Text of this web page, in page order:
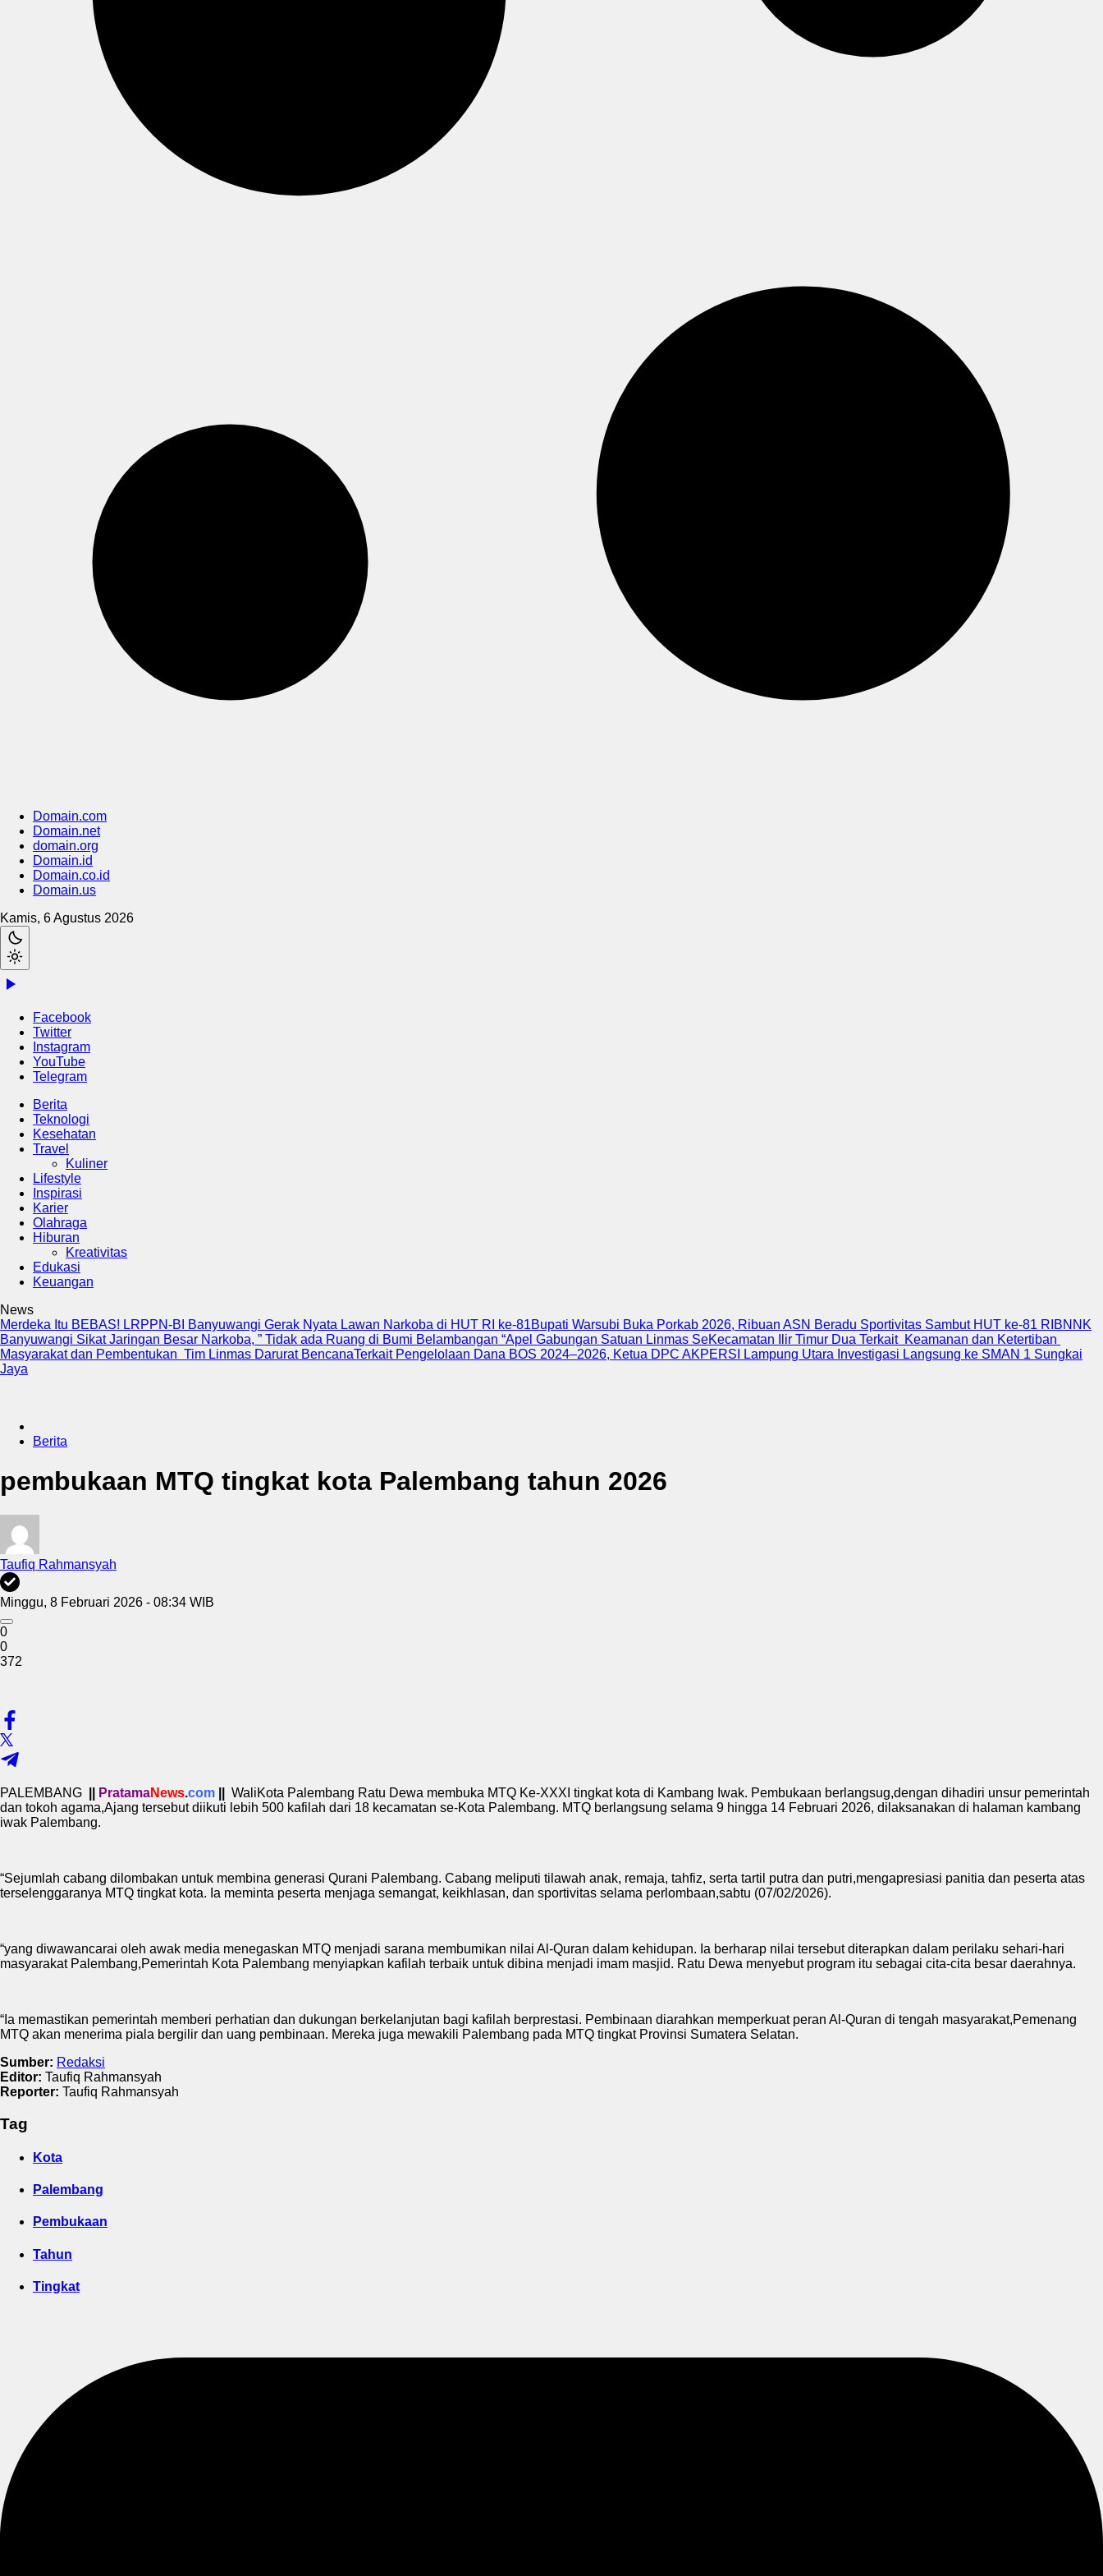
Domain.com
Domain.net
domain.org
Domain.id
Domain.co.id
Domain.us
Kamis, 6 Agustus 2026
Facebook
Twitter
Instagram
YouTube
Telegram
Berita
Teknologi
Kesehatan
Travel
Kuliner
Lifestyle
Inspirasi
Karier
Olahraga
Hiburan
Kreativitas
Edukasi
Keuangan
News
Merdeka Itu BEBAS! LRPPN-BI Banyuwangi Gerak Nyata Lawan Narkoba di HUT RI ke-81Bupati Warsubi Buka Porkab 2026, Ribuan ASN Beradu Sportivitas Sambut HUT ke-81 RI BNNK
Banyuwangi Sikat Jaringan Besar Narkoba, ” Tidak ada Ruang di Bumi Belambangan “Apel Gabungan Satuan Linmas SeKecamatan Ilir Timur Dua Terkait Keamanan dan Ketertiban
Masyarakat dan Pembentukan Tim Linmas Darurat BencanaTerkait Pengelolaan Dana BOS 2024–2026, Ketua DPC AKPERSI Lampung Utara Investigasi Langsung ke SMAN 1 Sungkai
Jaya
Berita
pembukaan MTQ tingkat kota Palembang tahun 2026
Taufiq Rahmansyah
Minggu, 8 Februari 2026 - 08:34 WIB
0
0
372
PALEMBANG PratamaNews.com
WaliKota Palembang Ratu Dewa membuka MTQ Ke-XXXI tingkat kota di Kambang Iwak. Pembukaan berlangsug,dengan dihadiri unsur pemerintah
dan tokoh agama,Ajang tersebut diikuti lebih 500 kafilah dari 18 kecamatan se-Kota Palembang. MTQ berlangsung selama 9 hingga 14 Februari 2026, dilaksanakan di halaman kambang
iwak Palembang.
“Sejumlah cabang dilombakan untuk membina generasi Qurani Palembang. Cabang meliputi tilawah anak, remaja, tahfiz, serta tartil putra dan putri,mengapresiasi panitia dan peserta atas
terselenggaranya MTQ tingkat kota. Ia meminta peserta menjaga semangat, keikhlasan, dan sportivitas selama perlombaan,sabtu (07/02/2026).
“yang diwawancarai oleh awak media menegaskan MTQ menjadi sarana membumikan nilai Al-Quran dalam kehidupan. Ia berharap nilai tersebut diterapkan dalam perilaku sehari-hari
masyarakat Palembang,Pemerintah Kota Palembang menyiapkan kafilah terbaik untuk dibina menjadi imam masjid. Ratu Dewa menyebut program itu sebagai cita-cita besar daerahnya.
“Ia memastikan pemerintah memberi perhatian dan dukungan berkelanjutan bagi kafilah berprestasi. Pembinaan diarahkan memperkuat peran Al-Quran di tengah masyarakat,Pemenang
MTQ akan menerima piala bergilir dan uang pembinaan. Mereka juga mewakili Palembang pada MTQ tingkat Provinsi Sumatera Selatan.
Sumber: Redaksi
Editor: Taufiq Rahmansyah
Reporter: Taufiq Rahmansyah
Tag
Kota
Palembang
Pembukaan
Tahun
Tingkat